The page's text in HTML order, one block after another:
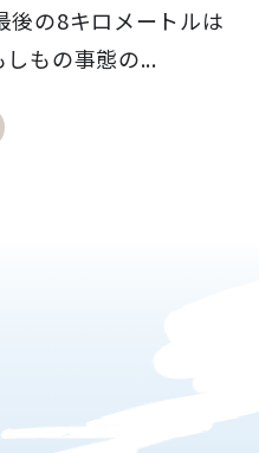
後の8キロメートルは
もの事態の...